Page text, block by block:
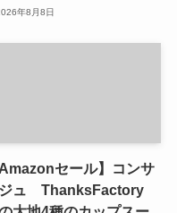
年8月8日
Amazonセール】コンサ
ュ ThanksFactory